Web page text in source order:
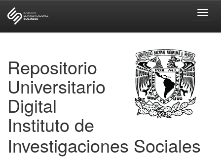
Repositorio
Universitario
Digital
Instituto de
Investigaciones Sociales